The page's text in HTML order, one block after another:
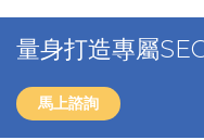
量身打造專屬
馬上諮詢